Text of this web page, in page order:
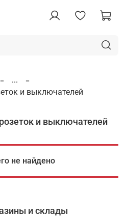
...
и выключателей
и выключателей
не найдено
и склады